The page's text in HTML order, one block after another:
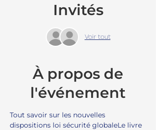
Invités
Voir tout
À propos de
l'événement
Tout savoir sur les nouvelles
dispositions loi sécurité globaleLe livre